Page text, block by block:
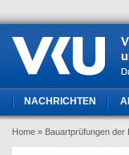
NACHRICHTEN
Home » Bauartprüfungen der